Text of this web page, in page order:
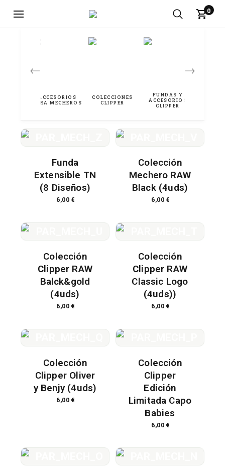
0
← →
Funda
Extensible TN
(8 Diseños)
6,00 €
Colección
Mechero RAW
Black (4uds)
6,00 €
Colección
Clipper RAW
Balck&gold
(4uds)
6,00 €
Colección
Clipper RAW
Classic Logo
(4uds))
6,00 €
Colección
Clipper Oliver
y Benjy (4uds)
6,00 €
Colección
Clipper
Edición
Limitada Capo
Babies
6,00 €